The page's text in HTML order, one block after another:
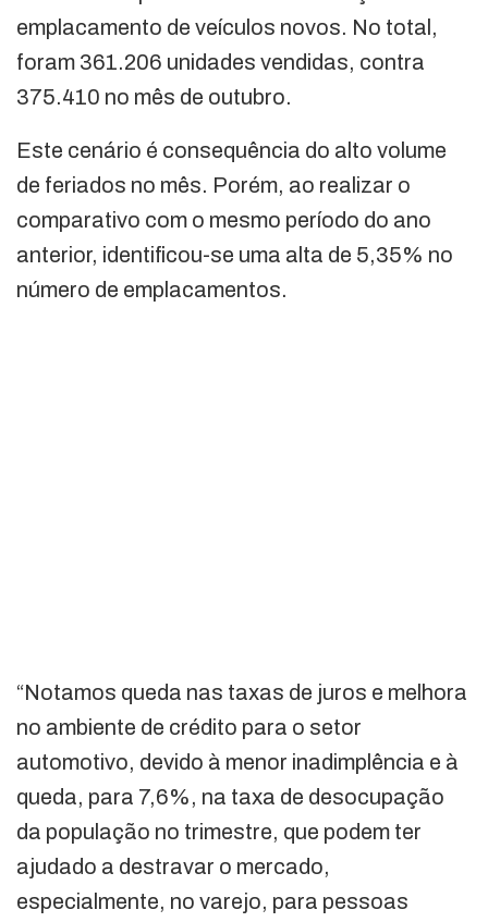
emplacamento de veículos novos. No total,
foram 361.206 unidades vendidas, contra
375.410 no mês de outubro.
Este cenário é consequência do alto volume
de feriados no mês. Porém, ao realizar o
comparativo com o mesmo período do ano
anterior, identificou-se uma alta de 5,35% no
número de emplacamentos.
“Notamos queda nas taxas de juros e melhora
no ambiente de crédito para o setor
automotivo, devido à menor inadimplência e à
queda, para 7,6%, na taxa de desocupação
da população no trimestre, que podem ter
ajudado a destravar o mercado,
especialmente, no varejo, para pessoas